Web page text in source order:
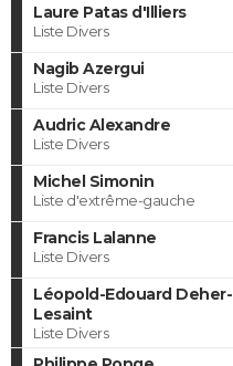
Laure Patas d'Illiers
Liste Divers
Nagib Azergui
Liste Divers
Audric Alexandre
Liste Divers
Michel Simonin
Liste d'extrême-gauche
Francis Lalanne
Liste Divers
Léopold-Edouard Deher-
Lesaint
Liste Divers